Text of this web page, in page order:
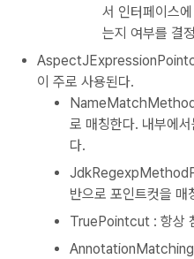
서 인터페이스
는지 여부를 결
이 주로 사용된다.
로 매칭한다. 내부에
다.
반으로 포인트컷을 매
TruePointcut : 항상